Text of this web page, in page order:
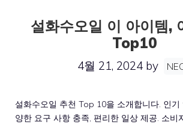
설화수오일 이 아이템,
Top10
4월 21, 2024 by
설화수오일 추천 Top 10을 소개합니다. 인
양한 요구 사항 충족, 편리한 일상 제공. 소비